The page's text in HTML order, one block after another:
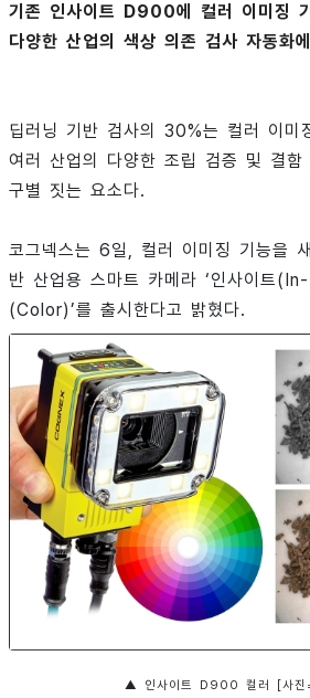
기존 인사이트 D900에 컬러 이미징
다양한 산업의 색상 의존 검사 자동화
딥러닝 기반 검사의 30%는 컬러 이미
여러 산업의 다양한 조립 검증 및 결함
구별 짓는 요소다.
코그넥스는 6일, 컬러 이미징 기능을
반 산업용 스마트 카메라 ‘인사이트
(Color)’를 출시한다고 밝혔다.
▲ 인사이트 D900 컬러 [사진=